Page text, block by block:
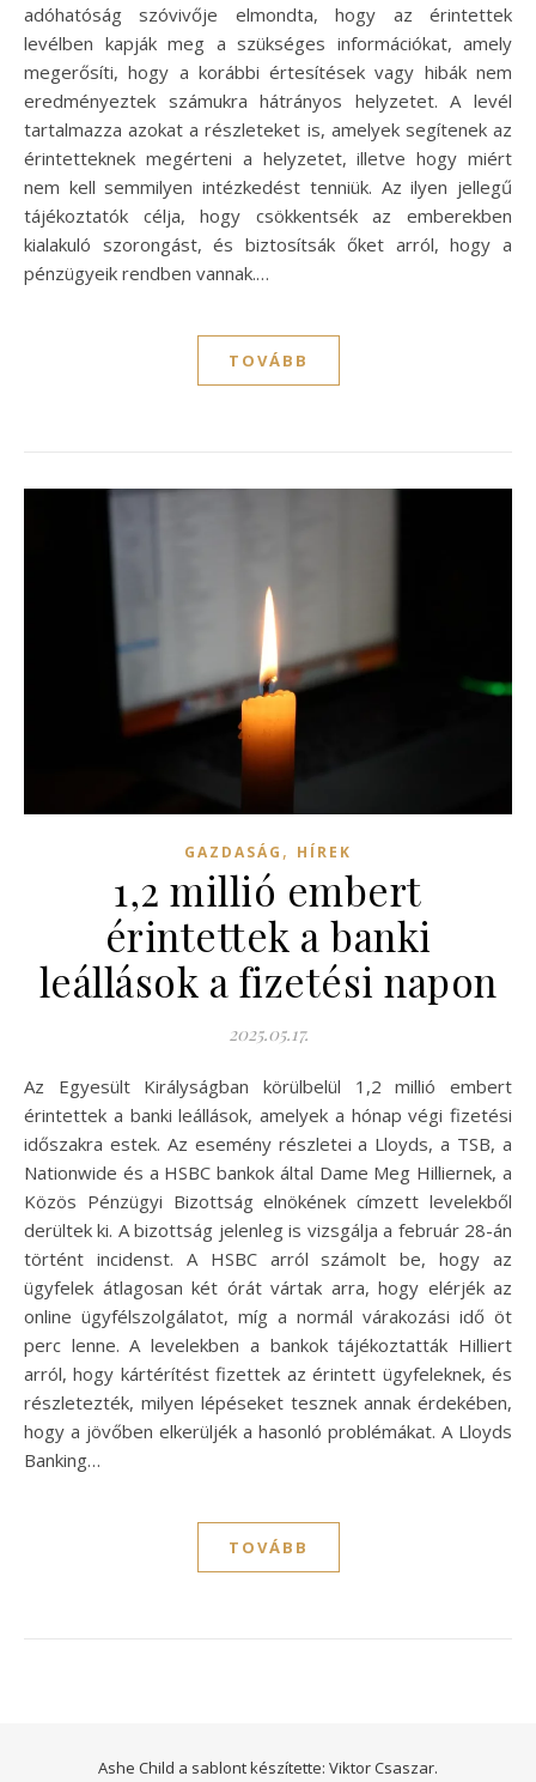
adóhatóság szóvivője elmondta, hogy az érintettek
levélben kapják meg a szükséges információkat, amely
megerősíti, hogy a korábbi értesítések vagy hibák nem
eredményeztek számukra hátrányos helyzetet. A levél
tartalmazza azokat a részleteket is, amelyek segítenek az
érintetteknek megérteni a helyzetet, illetve hogy miért
nem kell semmilyen intézkedést tenniük. Az ilyen jellegű
tájékoztatók célja, hogy csökkentsék az emberekben
kialakuló szorongást, és biztosítsák őket arról, hogy a
pénzügyeik rendben vannak.…
TOVÁBB
GAZDASÁG , HÍREK
1,2 millió embert
érintettek a banki
leállások a fizetési napon
2025.05.17.
Az Egyesült Királyságban körülbelül 1,2 millió embert
érintettek a banki leállások, amelyek a hónap végi fizetési
időszakra estek. Az esemény részletei a Lloyds, a TSB, a
Nationwide és a HSBC bankok által Dame Meg Hilliernek, a
Közös Pénzügyi Bizottság elnökének címzett levelekből
derültek ki. A bizottság jelenleg is vizsgálja a február 28-án
történt incidenst. A HSBC arról számolt be, hogy az
ügyfelek átlagosan két órát vártak arra, hogy elérjék az
online ügyfélszolgálatot, míg a normál várakozási idő öt
perc lenne. A levelekben a bankok tájékoztatták Hilliert
arról, hogy kártérítést fizettek az érintett ügyfeleknek, és
részletezték, milyen lépéseket tesznek annak érdekében,
hogy a jövőben elkerüljék a hasonló problémákat. A Lloyds
Banking…
TOVÁBB
Ashe Child a sablont készítette: Viktor Csaszar.